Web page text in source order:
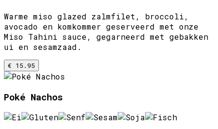
Warme miso glazed zalmfilet, broccoli,
avocado en komkommer geserveerd met onze
Miso Tahini sauce, gegarneerd met gebakken
ui en sesamzaad.
€ 15.95
Poké Nachos